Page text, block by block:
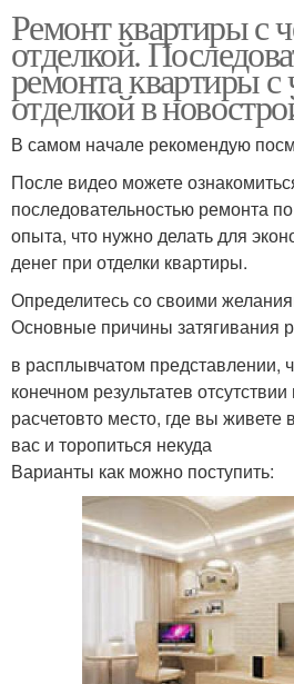
Ремонт квартиры с
отделкой.
ремонта квартиры с
отделкой в
В самом начале рекомендую
После видео можете
последовательностью ремонта
опыта, что нужно делать для
денег при отделки квартиры.
Определитесь со своими
Основные причины затягивания
в расплывчатом представлении,
конечном результатев
расчетовто место, где вы
вас и торопиться некуда
Варианты как можно поступить: